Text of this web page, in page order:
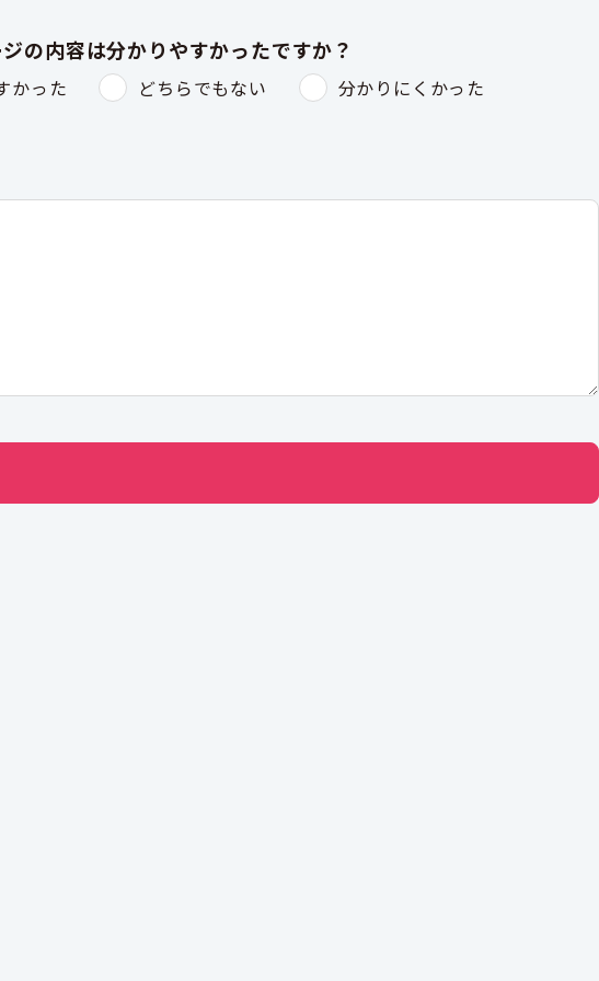
の内容は分かりやすかったですか？
かった どちらでもない 分かりにくかった